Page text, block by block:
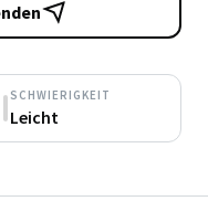
SCHWIERIGKEIT
Leicht